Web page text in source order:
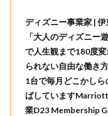
ディズニー事業家 |
「大人のディズニー
で人生観まで180度
られない自由な働き
1台で毎月どこかし
ばしています
業D23 Membership